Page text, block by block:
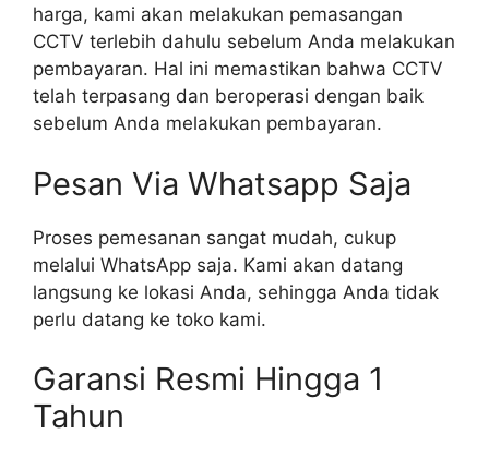
harga, kami akan melakukan pemasangan
CCTV terlebih dahulu sebelum Anda melakukan
pembayaran. Hal ini memastikan bahwa CCTV
telah terpasang dan beroperasi dengan baik
sebelum Anda melakukan pembayaran.
Pesan Via Whatsapp Saja
Proses pemesanan sangat mudah, cukup
melalui WhatsApp saja. Kami akan datang
langsung ke lokasi Anda, sehingga Anda tidak
perlu datang ke toko kami.
Garansi Resmi Hingga 1
Tahun